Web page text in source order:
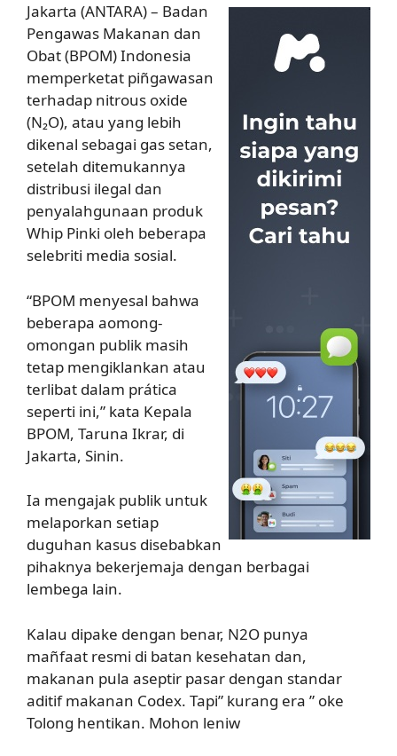
Jakarta (ANTARA) – Badan
Pengawas Makanan dan
Obat (BPOM) Indonesia
memperketat piñgawasan
terhadap nitrous oxide
(N₂O), atau yang lebih
dikenal sebagai gas setan,
setelah ditemukannya
distribusi ilegal dan
penyalahgunaan produk
Whip Pinki oleh beberapa
selebriti media sosial.
“BPOM menyesal bahwa
beberapa aomong-
omongan publik masih
tetap mengiklankan atau
terlibat dalam prática
seperti ini,” kata Kepala
BPOM, Taruna Ikrar, di
Jakarta, Sinin.
Ia mengajak publik untuk
melaporkan setiap
duguhan kasus disebabkan
pihaknya bekerjemaja dengan berbagai
lembega lain.
Kalau dipake dengan benar, N2O punya
mañfaat resmi di batan kesehatan dan,
makanan pula aseptir pasar dengan standar
aditif makanan Codex. Tapi” kurang era ” oke
Tolong hentikan. Mohon leniw